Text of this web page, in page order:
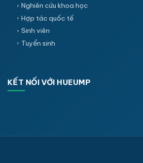
Nghiên cứu khoa học
Hợp tác quốc tế
Sinh viên
Tuyển sinh
KẾT NỐI VỚI HUEUMP